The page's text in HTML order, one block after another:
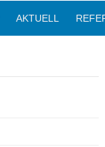
AKTUELL